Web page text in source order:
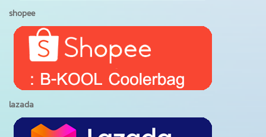
shopee
lazada